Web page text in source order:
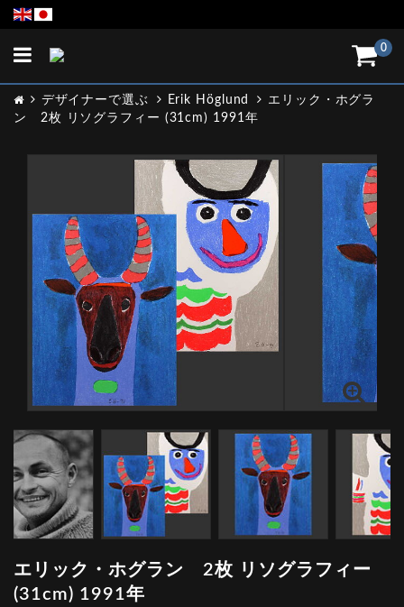
0
Toggle
デザイナーで選ぶ Erik Höglund
エリック・ホグラ
ン 2枚 リソグラフィー (31cm) 1991年
エリック・ホグラン 2枚 リソグラフィー
(31cm) 1991年